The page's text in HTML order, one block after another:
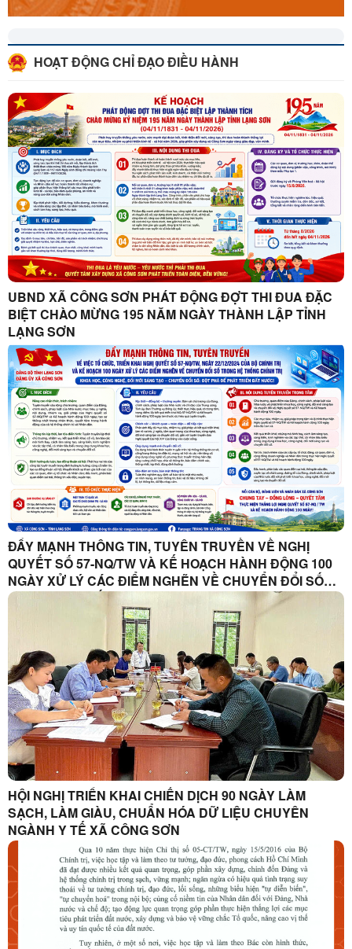
HOẠT ĐỘNG CHỈ ĐẠO ĐIỀU HÀNH
UBND XÃ CÔNG SƠN PHÁT ĐỘNG ĐỢT THI ĐUA ĐẶC
BIỆT CHÀO MỪNG 195 NĂM NGÀY THÀNH LẬP TỈNH
LẠNG SƠN
ĐẨY MẠNH THÔNG TIN, TUYÊN TRUYỀN VỀ NGHỊ
QUYẾT SỐ 57-NQ/TW VÀ KẾ HOẠCH HÀNH ĐỘNG 100
NGÀY XỬ LÝ CÁC ĐIỂM NGHẼN VỀ CHUYỂN ĐỔI SỐ
TRONG HỆ THỐNG CHÍNH TRỊ
HỘI NGHỊ TRIỂN KHAI CHIẾN DỊCH 90 NGÀY LÀM
SẠCH, LÀM GIÀU, CHUẨN HÓA DỮ LIỆU CHUYÊN
NGÀNH Y TẾ XÃ CÔNG SƠN